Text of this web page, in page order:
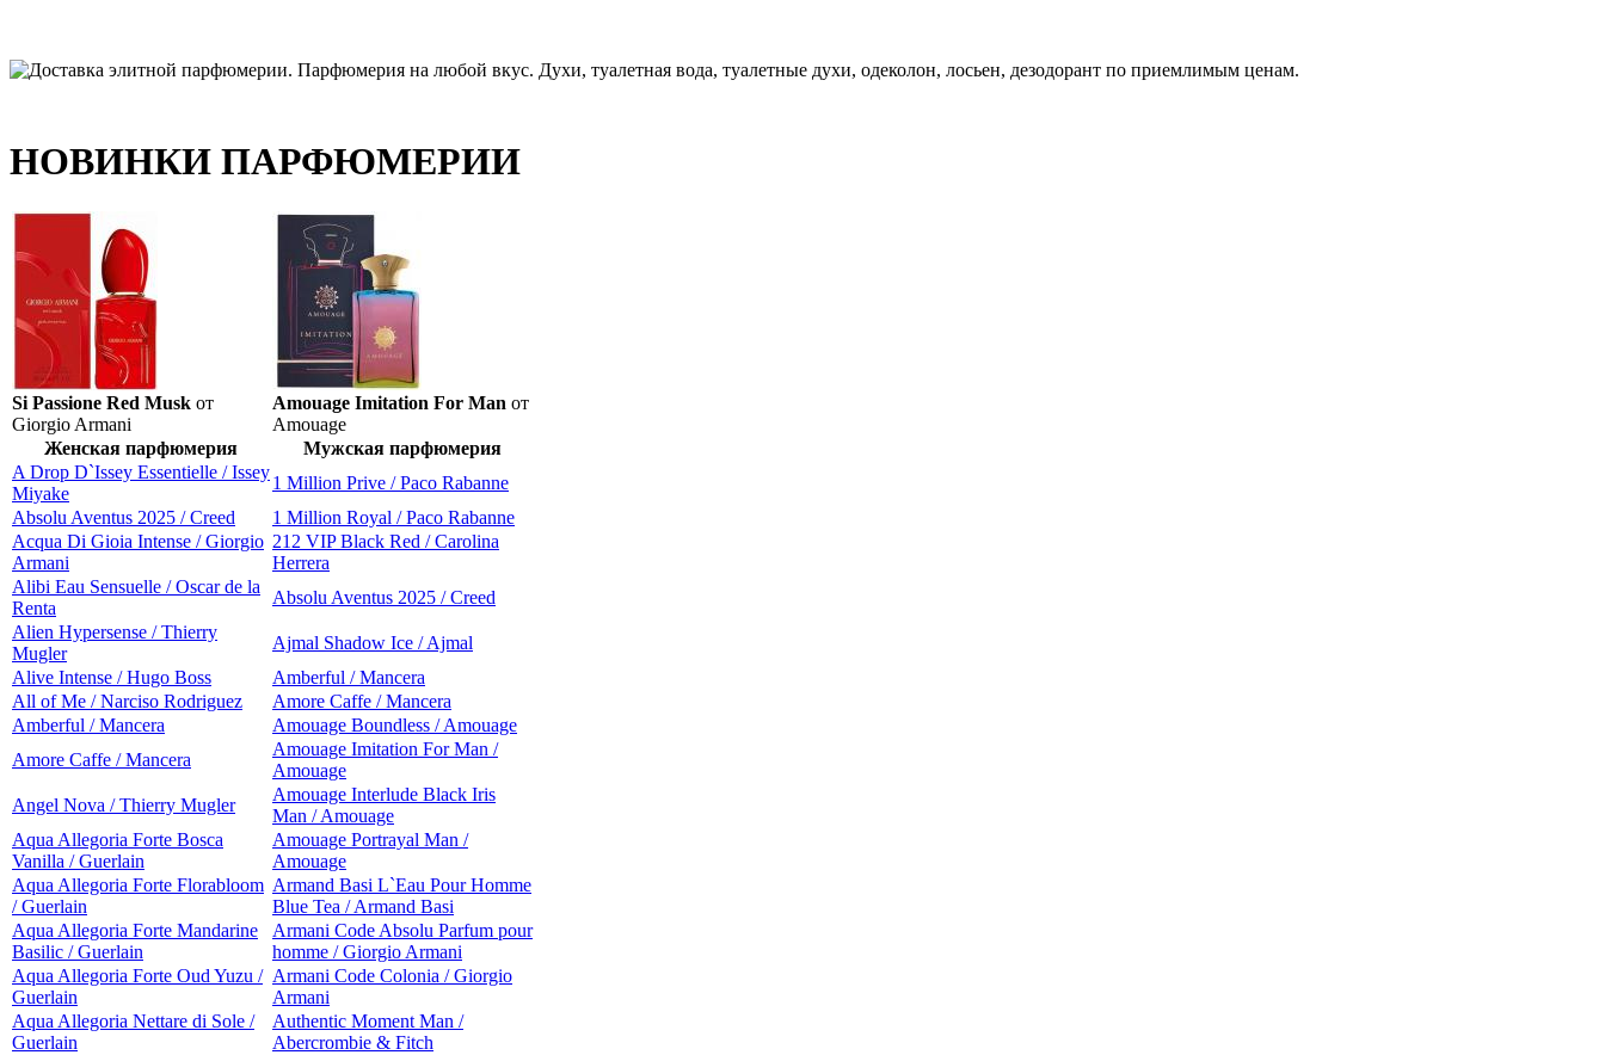
НОВИНКИ ПАРФЮМЕРИИ
Si Passione Red Musk от
Giorgio Armani
Amouage Imitation For Man от
Amouage
Женская парфюмерия
Мужская парфюмерия
A Drop D`Issey Essentielle / Issey
Miyake
1 Million Prive / Paco Rabanne
Absolu Aventus 2025 / Creed
1 Million Royal / Paco Rabanne
Acqua Di Gioia Intense / Giorgio
Armani
212 VIP Black Red / Carolina
Herrera
Alibi Eau Sensuelle / Oscar de la
Renta
Absolu Aventus 2025 / Creed
Alien Hypersense / Thierry
Mugler
Ajmal Shadow Ice / Ajmal
Alive Intense / Hugo Boss
Amberful / Mancera
All of Me / Narciso Rodriguez
Amore Caffe / Mancera
Amberful / Mancera
Amouage Boundless / Amouage
Amore Caffe / Mancera
Amouage Imitation For Man /
Amouage
Angel Nova / Thierry Mugler
Amouage Interlude Black Iris
Man / Amouage
Aqua Allegoria Forte Bosca
Vanilla / Guerlain
Amouage Portrayal Man /
Amouage
Aqua Allegoria Forte Florabloom
/ Guerlain
Armand Basi L`Eau Pour Homme
Blue Tea / Armand Basi
Aqua Allegoria Forte Mandarine
Basilic / Guerlain
Armani Code Absolu Parfum pour
homme / Giorgio Armani
Aqua Allegoria Forte Oud Yuzu /
Guerlain
Armani Code Colonia / Giorgio
Armani
Aqua Allegoria Nettare di Sole /
Guerlain
Authentic Moment Man /
Abercrombie & Fitch